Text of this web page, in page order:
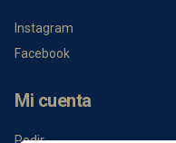
Instagram
Facebook
Mi cuenta